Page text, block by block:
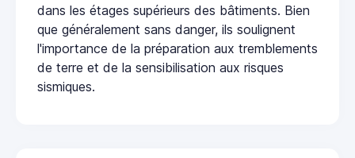
dans les étages supérieurs des bâtiments. Bien
que généralement sans danger, ils soulignent
l'importance de la préparation aux tremblements
de terre et de la sensibilisation aux risques
sismiques.